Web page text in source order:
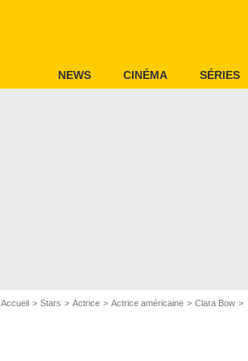
NEWS CINÉMA SÉRIES
Accueil Stars Actrice Actrice américaine Clara Bow